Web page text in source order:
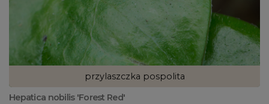
przylaszczka pospolita
Hepatica nobilis 'Forest Red'